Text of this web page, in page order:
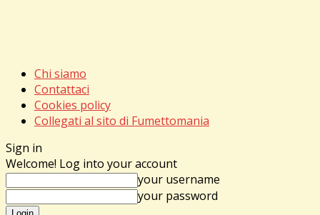
Chi siamo
Contattaci
Cookies policy
Collegati al sito di Fumettomania
Sign in
Welcome! Log into your account
your username
your password